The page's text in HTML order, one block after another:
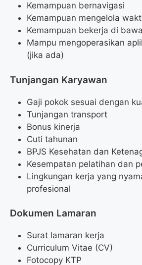
Kemampuan bernavigasi
Kemampuan mengelola
Kemampuan bekerja di
Mampu mengoperasikan
(jika ada)
Tunjangan Karyawan
Gaji pokok sesuai dengan
Tunjangan transport
Bonus kinerja
Cuti tahunan
BPJS Kesehatan dan
Kesempatan pelatihan dan
Lingkungan kerja yang
profesional
Dokumen Lamaran
Surat lamaran kerja
Curriculum Vitae (CV)
Fotocopy KTP